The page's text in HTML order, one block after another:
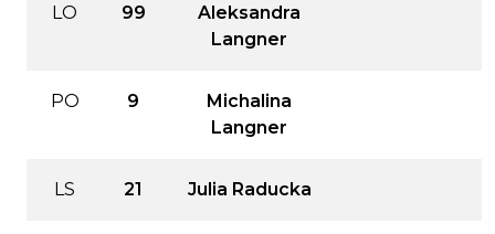
LO 99
Aleksandra
Langner
PO 9
Michalina
Langner
LS 21 Julia Raducka